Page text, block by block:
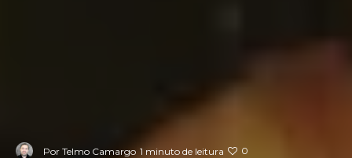
Por Telmo Camargo 1 minuto de leitura 0